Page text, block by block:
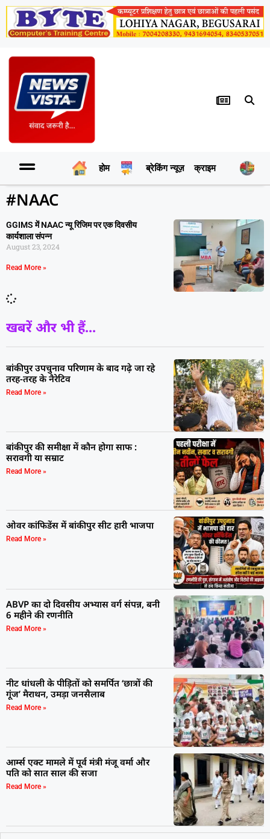
होम ब्रेकिंग न्यूज़ क्राइम
#NAAC
GGIMS में NAAC न्यू रिजिम पर एक दिवसीय
कार्यशाला संपन्न
August 23, 2024
Read More »
खबरें और भी हैं...
बांकीपुर उपचुनाव परिणाम के बाद गढ़े जा रहे
तरह-तरह के नैरेटिव
Read More »
बांकीपुर की समीक्षा में कौन होगा साफ :
सरावगी या सम्राट
Read More »
ओवर कांफिडेंस में बांकीपुर सीट हारी भाजपा
Read More »
ABVP का दो दिवसीय अभ्यास वर्ग संपन्न, बनी
6 महीने की रणनीति
Read More »
नीट धांधली के पीड़ितों को समर्पित ‘छात्रों की
गूंज’ मैराथन, उमड़ा जनसैलाब
Read More »
आर्म्स एक्ट मामले में पूर्व मंत्री मंजू वर्मा और
पति को सात साल की सजा
Read More »